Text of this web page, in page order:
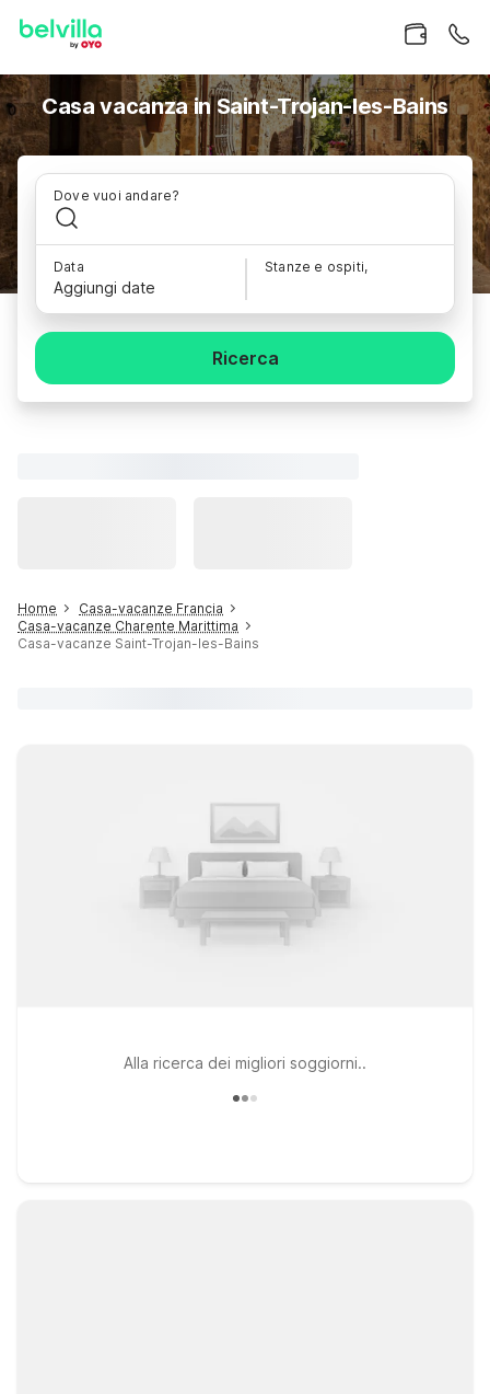
Casa vacanza in Saint-Trojan-les-Bains
Dove vuoi andare?
Data
Aggiungi date
Stanze e ospiti,
Ricerca
Home
Casa-vacanze Francia
Casa-vacanze Charente Marittima
Casa-vacanze Saint-Trojan-les-Bains
Alla ricerca dei migliori soggiorni..